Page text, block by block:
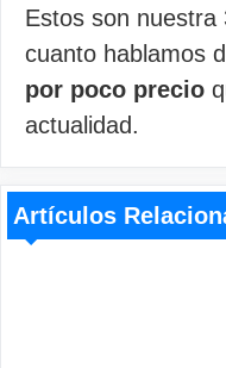
Estos son nuestra
cuanto hablamos
por poco precio
actualidad.
Artículos